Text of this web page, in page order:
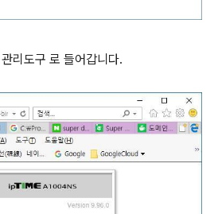
리도구 로 들어갑니다.